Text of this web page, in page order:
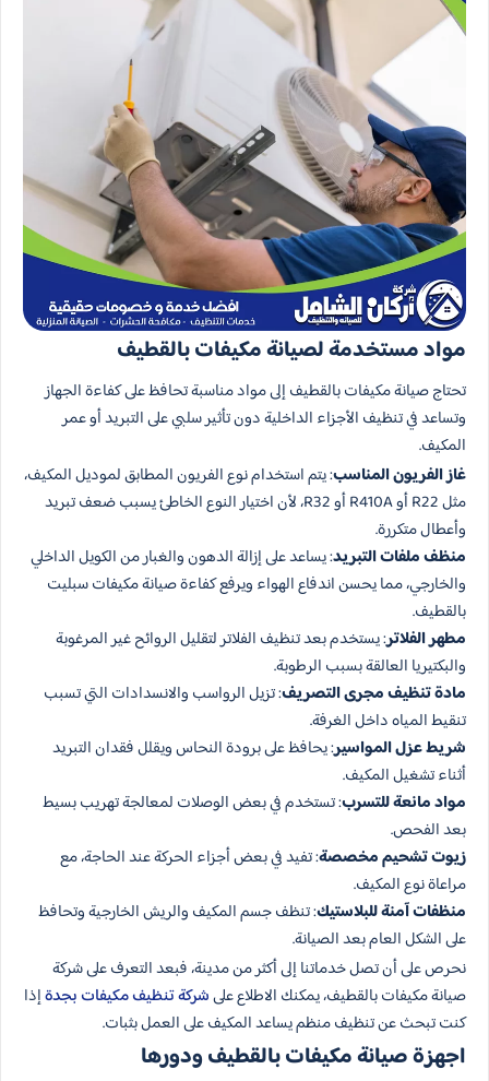
مواد مستخدمة لصيانة مكيفات بالقطيف
تحتاج صيانة مكيفات بالقطيف إلى مواد مناسبة تحافظ على كفاءة الجهاز
وتساعد في تنظيف الأجزاء الداخلية دون تأثير سلبي على التبريد أو عمر
المكيف.
غاز الفريون المناسب: يتم استخدام نوع الفريون المطابق لموديل المكيف،
مثل R22 أو R410A أو R32، لأن اختيار النوع الخاطئ يسبب ضعف تبريد
وأعطال متكررة.
منظف ملفات التبريد: يساعد على إزالة الدهون والغبار من الكويل الداخلي
والخارجي، مما يحسن اندفاع الهواء ويرفع كفاءة صيانة مكيفات سبليت
بالقطيف.
مطهر الفلاتر: يستخدم بعد تنظيف الفلاتر لتقليل الروائح غير المرغوبة
والبكتيريا العالقة بسبب الرطوبة.
مادة تنظيف مجرى التصريف: تزيل الرواسب والانسدادات التي تسبب
تنقيط المياه داخل الغرفة.
شريط عزل المواسير: يحافظ على برودة النحاس ويقلل فقدان التبريد
أثناء تشغيل المكيف.
مواد مانعة للتسرب: تستخدم في بعض الوصلات لمعالجة تهريب بسيط
بعد الفحص.
زيوت تشحيم مخصصة: تفيد في بعض أجزاء الحركة عند الحاجة، مع
مراعاة نوع المكيف.
منظفات آمنة للبلاستيك: تنظف جسم المكيف والريش الخارجية وتحافظ
على الشكل العام بعد الصيانة.
نحرص على أن تصل خدماتنا إلى أكثر من مدينة، فبعد التعرف على شركة
صيانة مكيفات بالقطيف، يمكنك الاطلاع علىشركة تنظيف مكيفات بجدةإذا
كنت تبحث عن تنظيف منظم يساعد المكيف على العمل بثبات.
اجهزة صيانة مكيفات بالقطيف ودورها